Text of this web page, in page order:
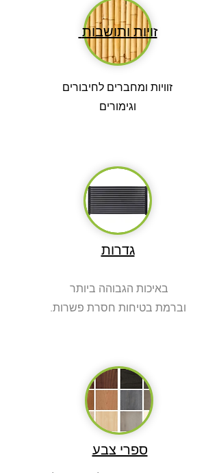
זויות ותושבות
זוויות ומחברים לחיבורים
וגימורים
גדרות
באיכות הגבוהה ביותר
.וברמת בטיחות חסרת פשרות
ספרי צבע